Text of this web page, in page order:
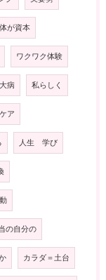
体が資本
ワクワク体験
大病 私らしく
ア
人生 学び
の自分の
カラダ＝土台